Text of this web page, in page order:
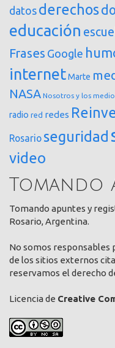
datos derechos
educación
Frases Google
internetMarte
NASA Nosotros y los
radio red redes
Rosario seguridad
video
Tomando
Tomando apuntes y
Rosario, Argentina.
No somos responsables
de los sitios externos
reservamos el derecho
Licencia de Creative